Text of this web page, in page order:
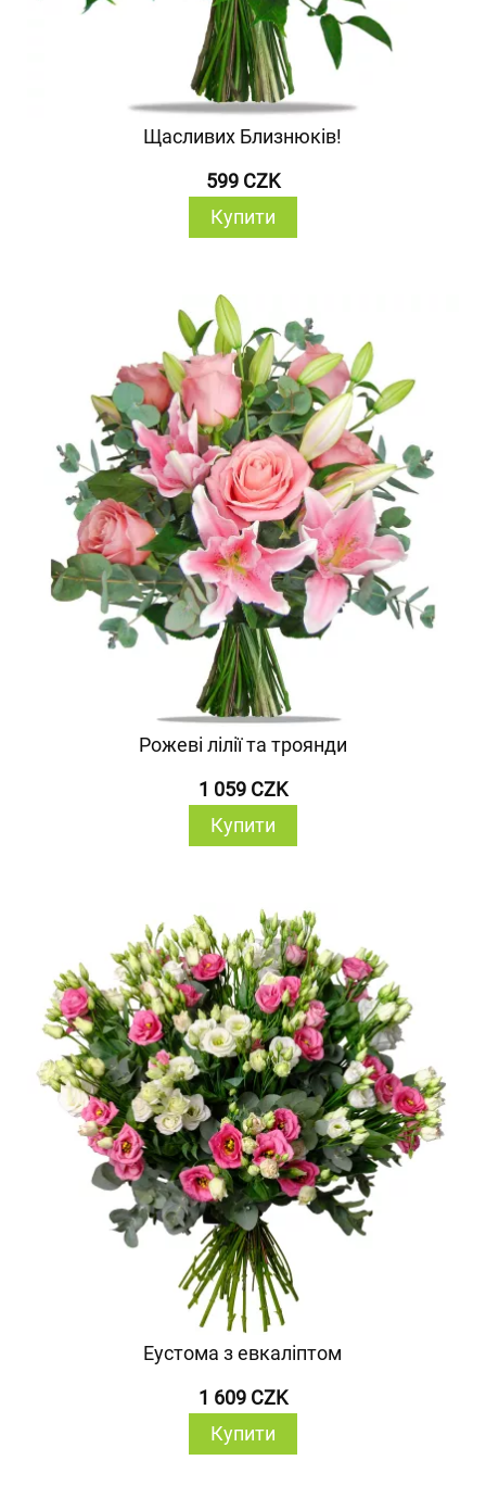
Щасливих Близнюків!
599 CZK
Купити
Рожеві лілії та троянди
1 059 CZK
Купити
Еустома з евкаліптом
1 609 CZK
Купити